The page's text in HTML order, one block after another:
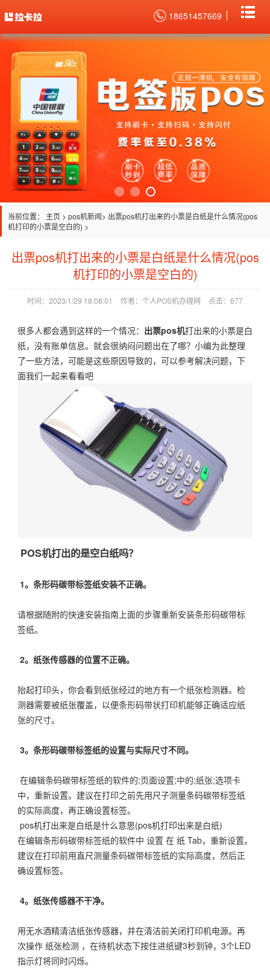
18651457669
当前位置： 主页 > pos机新闻> 出票pos机打出来的小票是白纸是什么情况(pos
机打印的小票是空白的) >
出票pos机打出来的小票是白纸是什么情况(pos
机打印的小票是空白的)
时间：2023/1/29 18:08:01 作者：个人POS机办理网 点击： 677
很多人都会遇到这样的一个情况： 出票pos机打出来的小票是白
纸，没有账单信息。就会很纳闷问题出在了哪？小编为此整理
了一些方法，可能是这些原因导致的，可以参考解决问题，下
面我们一起来看看吧
POS机打出的是空白纸吗？
1。条形码碳带标签纸安装不正确。
请根据随附的快速安装指南上面的步骤重新安装条形码碳带标
签纸。
2。纸张传感器的位置不正确。
抬起打印头，你会看到纸张经过的地方有一个纸张检测器。检
测器需要被纸张覆盖，以便条形码带状打印机能够正确适应纸
张的尺寸。
3。条形码碳带标签纸的设置与实际尺寸不同。
在编辑条码碳带标签纸的软件的;页面设置;中的;纸张;选项卡
中，重新设置。建议在打印之前先用尺子测量条码碳带标签纸
的实际高度，再正确设置标签。
pos机打出来是白纸是什么意思(pos机打印出来是白纸)
在编辑条形码碳带标签纸的软件中 设置 在 纸 Tab，重新设置。
建议在打印前用直尺测量条码碳带标签纸的实际高度，然后正
确设置标签。
4。纸张传感器不干净。
用无水酒精清洁纸张传感器，并在清洁前关闭打印机电源。再
次操作 纸张检测 ，在待机状态下按住进纸键3秒到钟，3个LED
指示灯将同时闪烁。